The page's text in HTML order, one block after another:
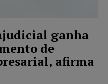
ganha
de
afirma